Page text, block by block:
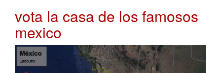
vota la casa de los famosos
mexico